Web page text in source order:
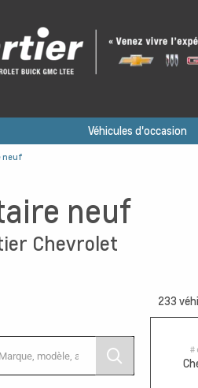
Véhicules d'occasion
neuf
neuf
Chevrolet
233
#